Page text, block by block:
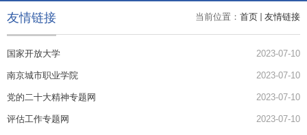
当前位置： 首页 友情链接
友情链接
国家开放大学 2023-07-10
南京城市职业学院 2023-07-10
党的二十大精神专题网 2023-07-10
评估工作专题网 2023-07-10